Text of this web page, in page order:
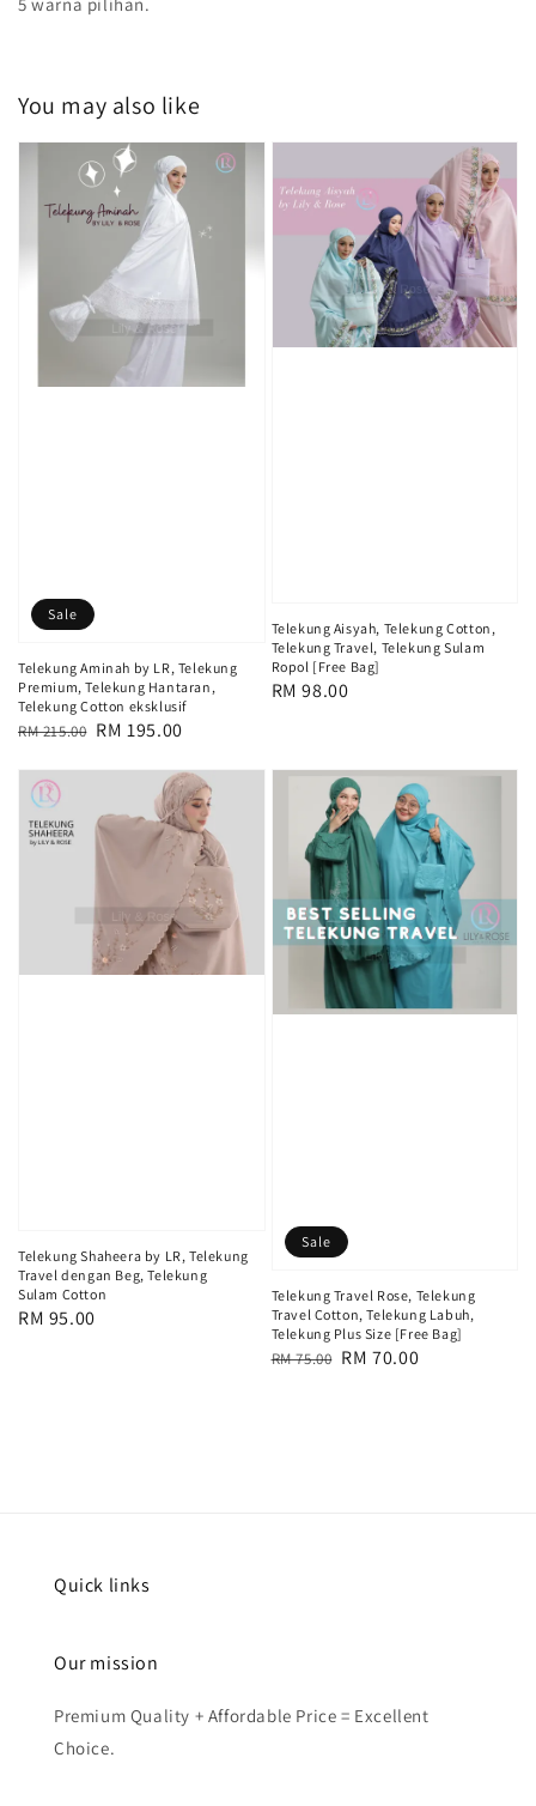
You may also like
Sale
Telekung Aminah by LR, Telekung
Premium, Telekung Hantaran,
Telekung Cotton eksklusif
Regular
RM 215.00 Sale
RM 195.00
Telekung Aisyah, Telekung Cotton,
Telekung Travel, Telekung Sulam
Ropol [Free Bag]
Regular
RM 98.00
Telekung Shaheera by LR, Telekung
Travel dengan Beg, Telekung
Sulam Cotton
Regular
RM 95.00
Sale
Telekung Travel Rose, Telekung
Travel Cotton, Telekung Labuh,
Telekung Plus Size [Free Bag]
Regular
RM 75.00 Sale
RM 70.00
Quick links
Our mission
Premium Quality + Affordable Price = Excellent
Choice.